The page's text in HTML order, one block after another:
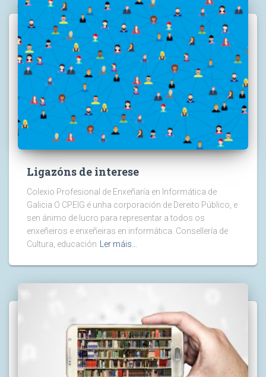
Ligazóns de interese
Colexio Profesional de Enxeñaría en Informática de
Galicia O CPEIG é unha corporación de Dereito Público, e
sen ánimo de lucro para representar a todos os
enxeñeiros e enxeñeiras en informática. Consellería de
Cultura, educación
Ler máis…